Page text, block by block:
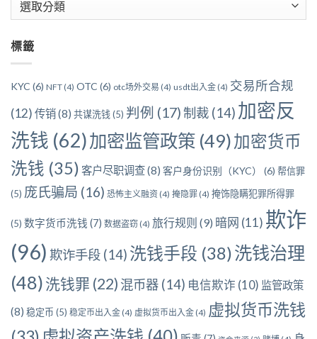
類
標籤
KYC (6) NFT (4) OTC (6) otc场外交易 (4) usdt出入金 (4) 交易所合规
(12) 传销(8) 共谋洗钱(5) 判例 (17)制裁 (14) 加密反
洗钱 (62)加密监管政策 (49)加密货币
洗钱 (35) 客户尽职调查(8) 客户身份识别（KYC） (6) 帮信罪
(5) 庞氏骗局 (16) 恐怖主义融资 (4) 掩隐罪 (4) 掩饰隐瞒犯罪所得罪
(5) 数字货币洗钱 (7) 数据盗窃 (4) 旅行规则 (9) 暗网 (11) 欺诈
(96) 欺诈手段 (14) 洗钱手段 (38)洗钱治理
(48) 洗钱罪 (22) 混币器 (14) 电信欺诈 (10) 监管政策
(8) 稳定币 (5) 稳定币出入金 (4) 虚拟货币出入金 (4) 虚拟货币洗钱